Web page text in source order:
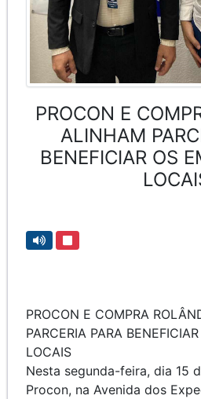
PROCON E
ALINHAM
BENEFICIAR OS
PROCON E COMPRA
PARCERIA PARA
LOCAIS
Nesta segunda-feira, dia 15
Procon, na Avenida dos